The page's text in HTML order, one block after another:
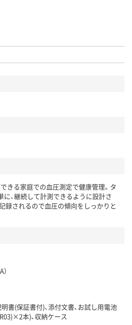
きる家庭での血圧測定で健康管理。タ
に、継続して計測できるように設計さ
録されるので血圧の傾向をしっかりと
書(保証書付)、添付文書、お試し用電池
本)、収納ケース